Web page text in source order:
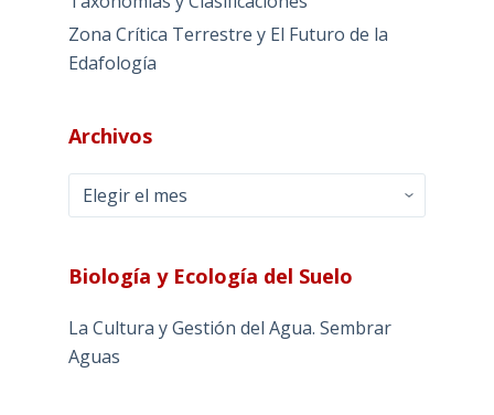
Zona Crítica Terrestre y El Futuro de la
Edafología
Archivos
Archivos
Biología y Ecología del Suelo
La Cultura y Gestión del Agua. Sembrar
Aguas